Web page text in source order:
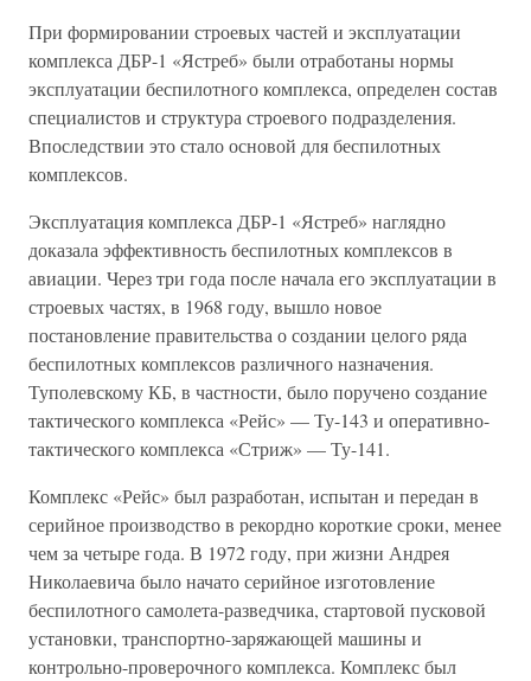
При формировании строевых частей и эксплуатации
комплекса ДБР-1 «Ястреб» были отработаны нормы
эксплуатации беспилотного комплекса, определен состав
специалистов и структура строевого подразделения.
Впоследствии это стало основой для беспилотных
комплексов.
Эксплуатация комплекса ДБР-1 «Ястреб» наглядно
доказала эффективность беспилотных комплексов в
авиации. Через три года после начала его эксплуатации в
строевых частях, в 1968 году, вышло новое
постановление правительства о создании целого ряда
беспилотных комплексов различного назначения.
Туполевскому КБ, в частности, было поручено создание
тактического комплекса «Рейс» — Ту-143 и оперативно-
тактического комплекса «Стриж» — Ту-141.
Комплекс «Рейс» был разработан, испытан и передан в
серийное производство в рекордно короткие сроки, менее
чем за четыре года. В 1972 году, при жизни Андрея
Николаевича было начато серийное изготовление
беспилотного самолета-разведчика, стартовой пусковой
установки, транспортно-заряжающей машины и
контрольно-проверочного комплекса. Комплекс был